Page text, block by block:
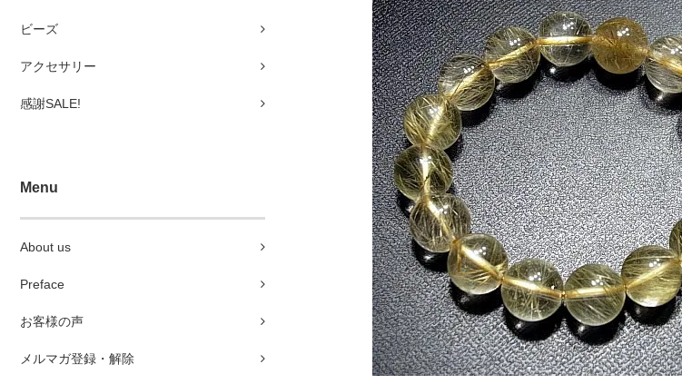
ビーズ
アクセサリー
感謝SALE!
Menu
About us
Preface
お客様の声
メルマガ登録・解除